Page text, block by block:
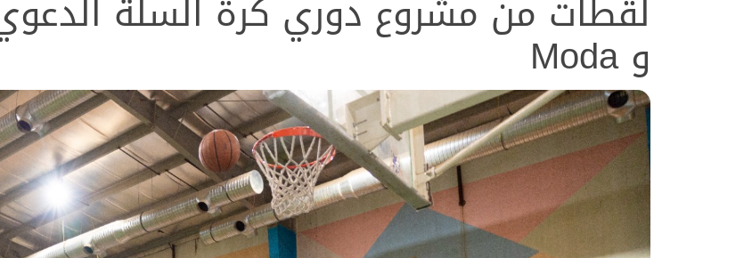
و Moda